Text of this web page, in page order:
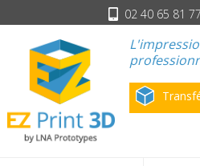
02 40 65 81 77